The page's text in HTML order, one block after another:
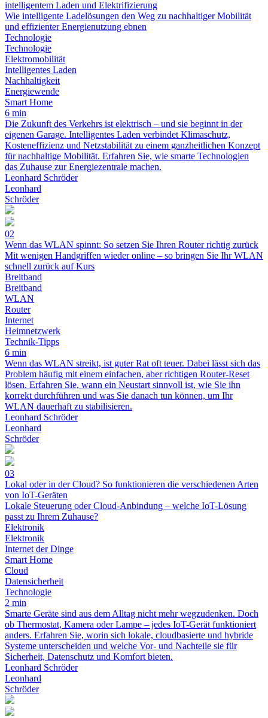
intelligentem Laden und Elektrifizierung
Wie intelligente Ladelösungen den Weg zu nachhaltiger Mobilität
und effizienter Energienutzung ebnen
Technologie
Technologie
Elektromobilität
Intelligentes Laden
Nachhaltigkeit
Energiewende
Smart Home
6 min
Die Zukunft des Verkehrs ist elektrisch – und sie beginnt in der
eigenen Garage. Intelligentes Laden verbindet Klimaschutz,
Kosteneffizienz und Netzstabilität zu einem ganzheitlichen Konzept
für nachhaltige Mobilität. Erfahren Sie, wie smarte Technologien
das Zuhause zur Energiezentrale machen.
Leonhard Schröder
Leonhard
Schröder
02
Wenn das WLAN spinnt: So setzen Sie Ihren Router richtig zurück
Mit wenigen Handgriffen wieder online – so bringen Sie Ihr WLAN
schnell zurück auf Kurs
Breitband
Breitband
WLAN
Router
Internet
Heimnetzwerk
Technik-Tipps
6 min
Wenn das WLAN streikt, ist guter Rat oft teuer. Dabei lässt sich das
Problem häufig mit einem einfachen, aber richtigen Router-Reset
lösen. Erfahren Sie, wann ein Neustart sinnvoll ist, wie Sie ihn
korrekt durchführen und was Sie danach tun können, um Ihr
WLAN dauerhaft zu stabilisieren.
Leonhard Schröder
Leonhard
Schröder
03
Lokal oder in der Cloud? So funktionieren die verschiedenen Arten
von IoT-Geräten
Lokale Steuerung oder Cloud-Anbindung – welche IoT-Lösung
passt zu Ihrem Zuhause?
Elektronik
Elektronik
Internet der Dinge
Smart Home
Cloud
Datensicherheit
Technologie
2 min
Smarte Geräte sind aus dem Alltag nicht mehr wegzudenken. Doch
ob Thermostat, Kamera oder Lampe – jedes IoT-Gerät funktioniert
anders. Erfahren Sie, worin sich lokale, cloudbasierte und hybride
Systeme unterscheiden und welche Vor- und Nachteile sie für
Sicherheit, Datenschutz und Komfort bieten.
Leonhard Schröder
Leonhard
Schröder